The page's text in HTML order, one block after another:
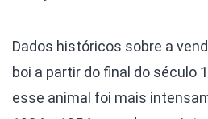
Dados históricos sobre a
boi a partir do final do século
esse animal foi mais